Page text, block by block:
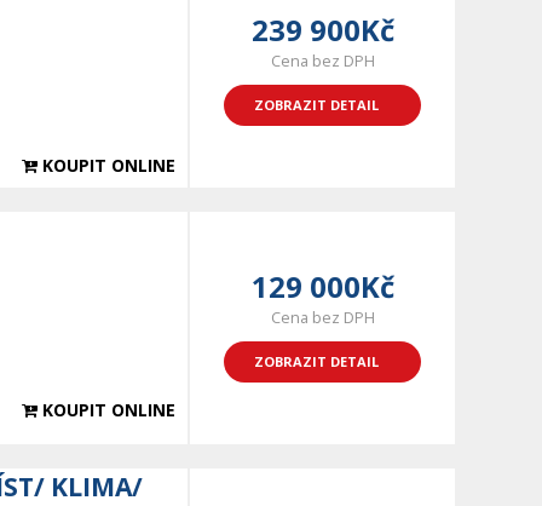
KOUPIT ONLINE
239 900Kč
Cena bez DPH
ZOBRAZIT DETAIL
KOUPIT ONLINE
129 000Kč
Cena bez DPH
ZOBRAZIT DETAIL
KLIMA/